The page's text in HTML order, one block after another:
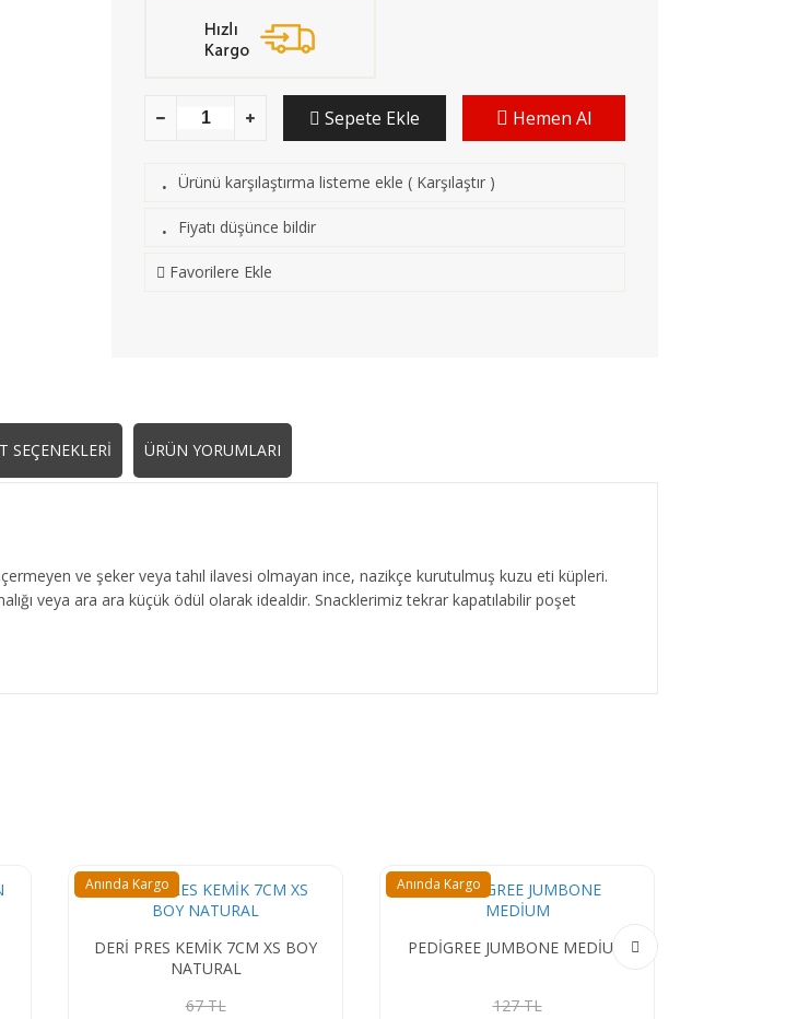
Sepete Ekle Hemen Al
· Ürünü karşılaştırma listeme ekle ( Karşılaştır )
· Fiyatı düşünce bildir
Favorilere Ekle
SEÇENEKLERİ ÜRÜN YORUMLARI
ve şeker veya tahıl ilavesi olmayan ince, nazikçe kurutulmuş kuzu eti küpleri.
veya ara ara küçük ödül olarak idealdir. Snacklerimiz tekrar kapatılabilir poşet
DERİ PRES KEMİK 7CM XS BOY
NATURAL
67 TL
Anında Kargo
PEDİGREE JUMBONE MEDİUM
127 TL
Anında Kargo